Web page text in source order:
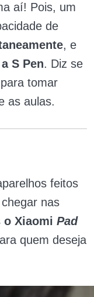
aí! Pois, um
de
, e
S Pen. Diz se
tomar
as aulas.
feitos
nas
o Xiaomi Pad
quem deseja